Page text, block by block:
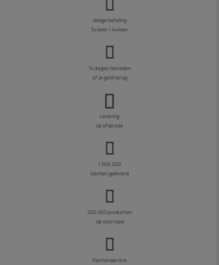
Veilige betaling
3x keer / 4x keer
14 dagen tevreden
of je geld terug
Levering
op afspraak
1.000.000
klanten geleverd
500.000 producten
op voorraad
Klantenservice